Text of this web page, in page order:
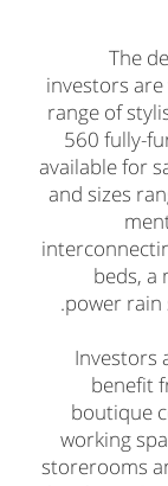
The
investors
range of
560 fully-
available for
and sizes
beds, a
power rain
Investors
benefit
boutique
working
storerooms